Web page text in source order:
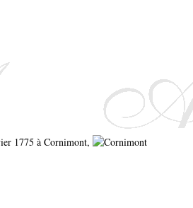
1775 à Cornimont,